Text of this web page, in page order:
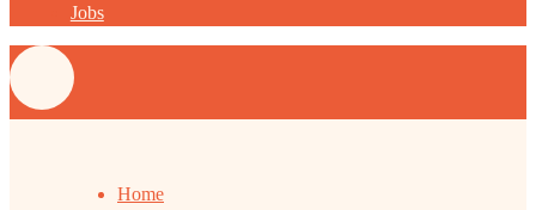
Jobs
Home